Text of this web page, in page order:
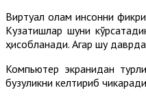
Виртуал олам инсонни
Кузатишлар шуни
ҳисобланади. Агар шу даврда
Компьютер экранидан
бузуқликни келтириб